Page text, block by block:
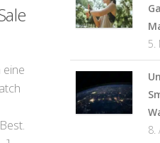
5.
8.